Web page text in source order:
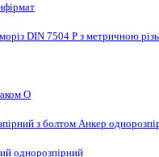
DIN 7504 P з метричною
O
з болтом Анкер
однорозпірний